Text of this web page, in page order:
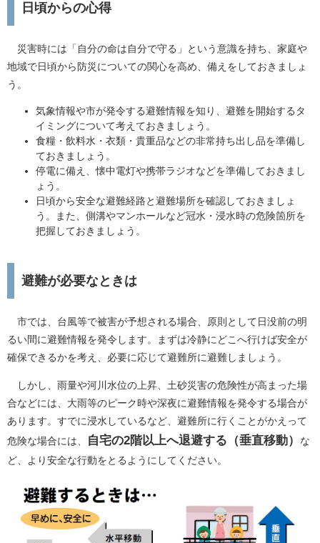
日頃からの心得
災害時には「自分の命は自分で守る」という意識を持ち、家庭や
地域で日頃から防災についての関心を高め、備えをしておきましょ
う。
気象情報や市が発令する避難情報を知り、避難を開始するタ
イミングについて考えておきましょう。
食糧・飲料水・衣類・貴重品などの非常持ち出し品を準備し
ておきましょう。
停電に備え、懐中電灯や携帯ラジオなどを準備しておきまし
ょう。
日頃から安全な避難経路と避難場所を確認しておきましょ
う。また、側溝やマンホールなど冠水・浸水時の危険箇所を
把握しておきましょう。
避難が必要なときは
市では、台風等で被害が予想される場合、原則として日没前の明
るい間に避難情報を発令します。まずは冷静にどこへ行けば安全が
確保できるかを考え、必要に応じて避難所に避難しましょう。
しかし、雨量や河川水位の上昇、土砂災害の危険性が高まった場
合などには、大雨等のピーク時や深夜に避難情報を発令する場合が
あります。すでに浸水しているなど、避難所に行くことがかえって
危険な場合には、
自宅の2階以上へ退避する（垂直移動）
な
ど、より安全な行動をとるようにしてください。